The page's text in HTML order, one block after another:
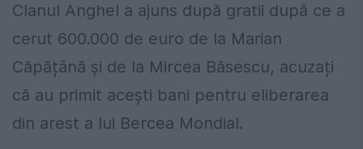
Clanul Anghel a ajuns după gratii după ce a
cerut 600.000 de euro de la Marian
Căpățână și de la Mircea Băsescu, acuzați
că au primit acești bani pentru eliberarea
din arest a lui Bercea Mondial.